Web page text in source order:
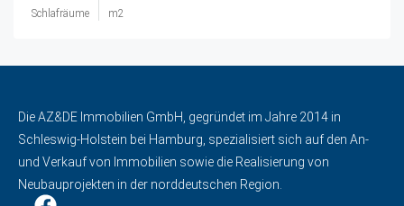
Schlafräume m2
Die AZ&DE Immobilien GmbH, gegründet im Jahre 2014 in
Schleswig-Holstein bei Hamburg, spezialisiert sich auf den An-
und Verkauf von Immobilien sowie die Realisierung von
Neubauprojekten in der norddeutschen Region.